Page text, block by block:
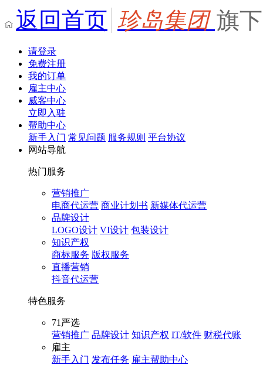
返回首页 珍岛集团 旗
请登录
免费注册
我的订单
雇主中心
威客中心
立即入驻
帮助中心
新手入门 常见问题 服务规则 平台协议
网站导航
热门服务
营销推广
电商代运营 商业计划书 新媒体代运营
品牌设计
LOGO设计 VI设计 包装设计
知识产权
商标服务 版权服务
直播营销
抖音代运营
特色服务
71严选
营销推广 品牌设计 知识产权 IT/软件 财税代账
雇主
新手入门 发布任务 雇主帮助中心